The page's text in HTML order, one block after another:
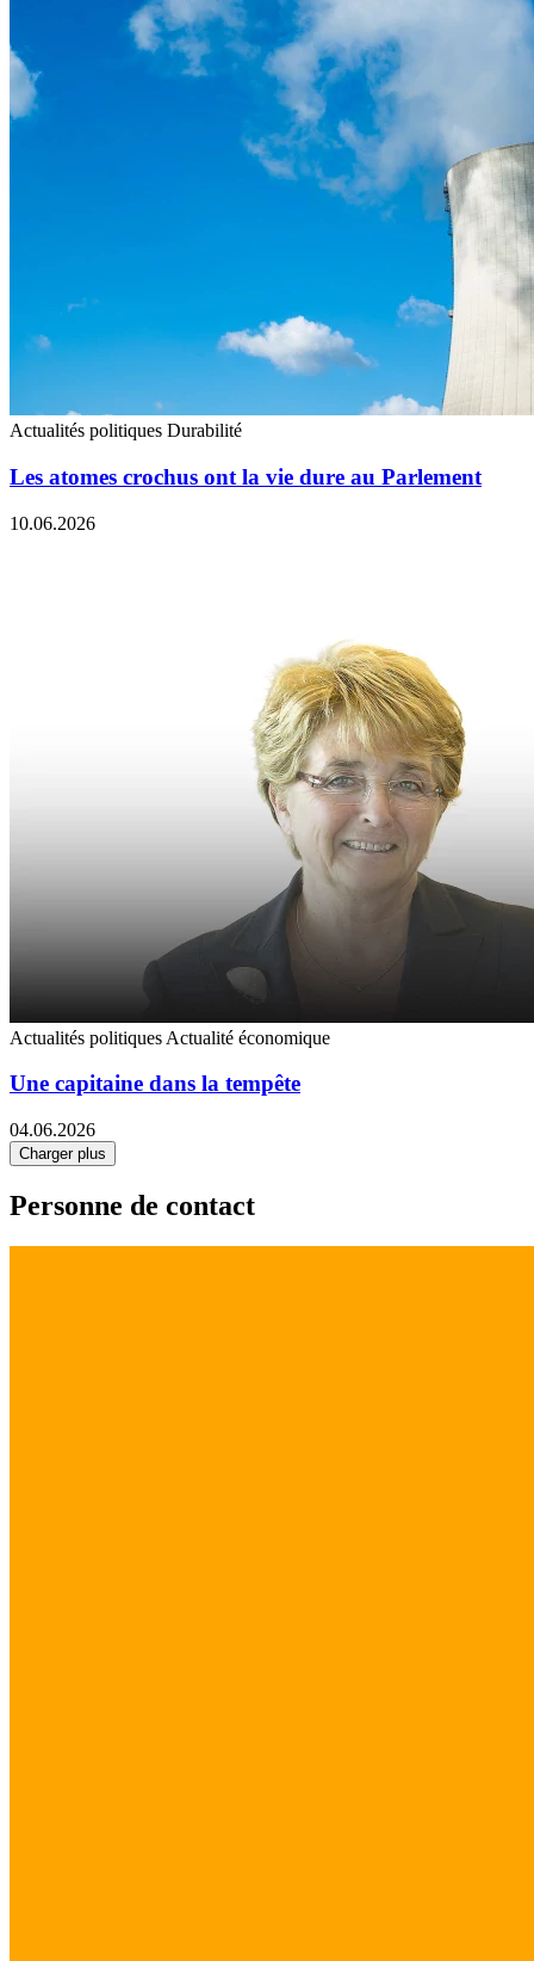
Actualités politiques Durabilité
Les atomes crochus ont la vie dure au Parlement
10.06.2026
Actualités politiques Actualité économique
Une capitaine dans la tempête
04.06.2026
Charger plus
Personne de contact